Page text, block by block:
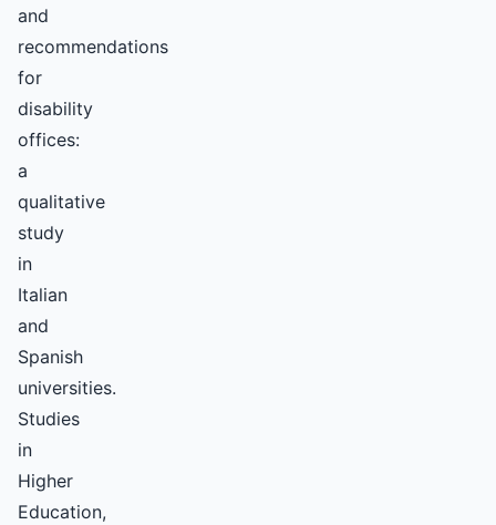
and
recommendations
for
disability
offices:
a
qualitative
study
in
Italian
and
Spanish
universities.
Studies
in
Higher
Education,